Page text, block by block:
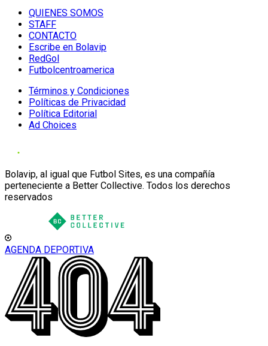
QUIENES SOMOS
STAFF
CONTACTO
Escribe en Bolavip
RedGol
Futbolcentroamerica
Términos y Condiciones
Políticas de Privacidad
Política Editorial
Ad Choices
Bolavip, al igual que Futbol Sites, es una compañía
perteneciente a Better Collective. Todos los derechos
reservados
AGENDA DEPORTIVA